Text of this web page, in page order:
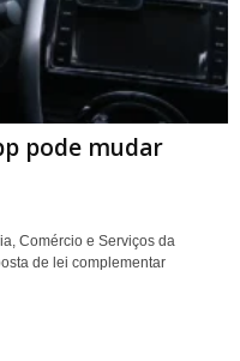
pode mudar
Comércio e Serviços da
de lei complementar